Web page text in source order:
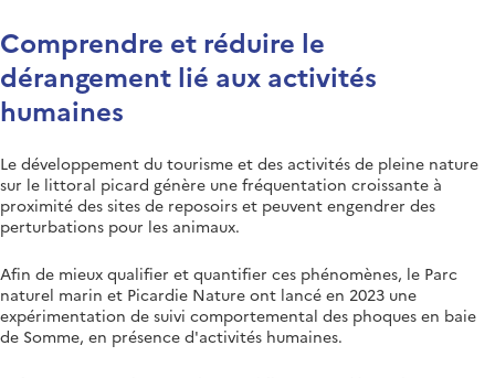
Comprendre et réduire le
dérangement lié aux activités
humaines
Le développement du tourisme et des activités de pleine nature
sur le littoral picard génère une fréquentation croissante à
proximité des sites de reposoirs et peuvent engendrer des
perturbations pour les animaux.
Afin de mieux qualifier et quantifier ces phénomènes, le Parc
naturel marin et Picardie Nature ont lancé en 2023 une
expérimentation de suivi comportemental des phoques en baie
de Somme, en présence d'activités humaines.